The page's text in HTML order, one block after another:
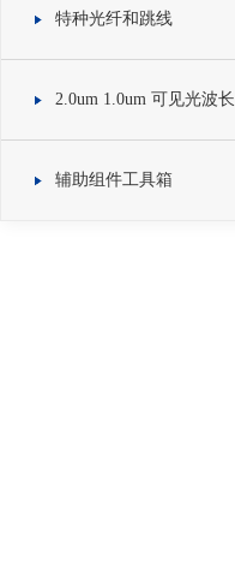
特种光纤和跳线
2.0um 1.0um 可见光波长
辅助组件工具箱